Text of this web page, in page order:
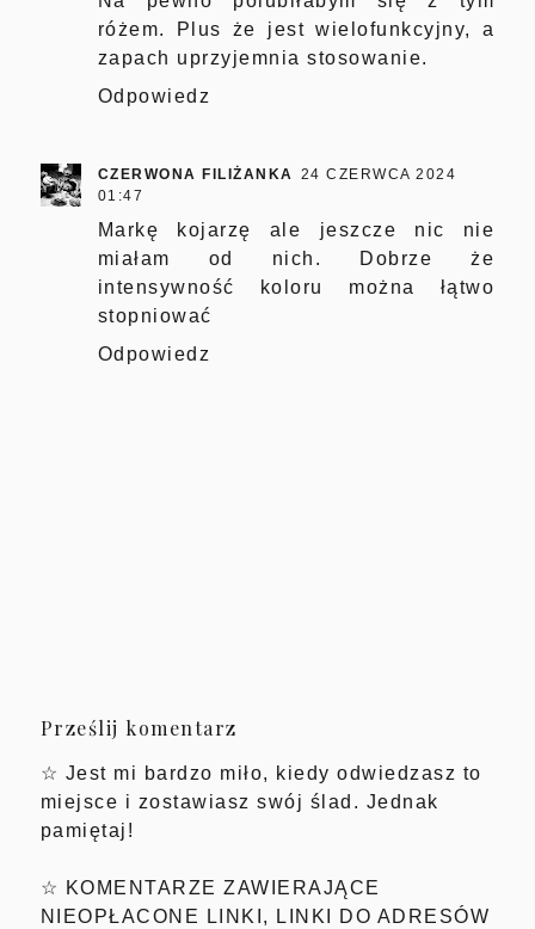
różem. Plus że jest wielofunkcyjny, a
zapach uprzyjemnia stosowanie.
Odpowiedz
CZERWONA FILIŻANKA 24 CZERWCA 2024
01:47
Markę kojarzę ale jeszcze nic nie
miałam od nich. Dobrze że
intensywność koloru można łątwo
stopniować
Odpowiedz
Prześlij komentarz
☆ Jest mi bardzo miło, kiedy odwiedzasz to
miejsce i zostawiasz swój ślad. Jednak
pamiętaj!
☆ KOMENTARZE ZAWIERAJĄCE
NIEOPŁACONE LINKI, LINKI DO ADRESÓW